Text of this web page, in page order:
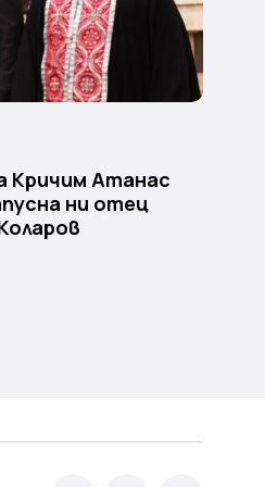
Кричим Атанас
ни отец